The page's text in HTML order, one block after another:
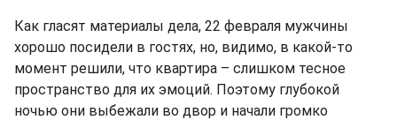
Как гласят материалы дела, 22 февраля мужчины
хорошо посидели в гостях, но, видимо, в какой-то
момент решили, что квартира – слишком тесное
пространство для их эмоций. Поэтому глубокой
ночью они выбежали во двор и начали громко